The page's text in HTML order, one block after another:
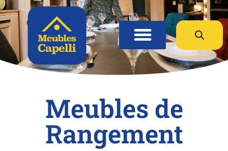
Meubles de
Rangement
Panneau de gestion des cookies